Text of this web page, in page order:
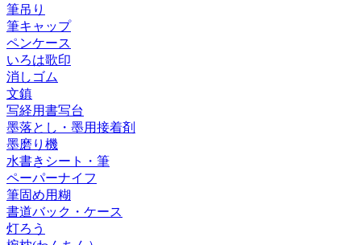
筆吊り
筆キャップ
ペンケース
いろは歌印
消しゴム
文鎮
写経用書写台
墨落とし・墨用接着剤
墨磨り機
水書きシート・筆
ペーパーナイフ
筆固め用糊
書道バック・ケース
灯ろう